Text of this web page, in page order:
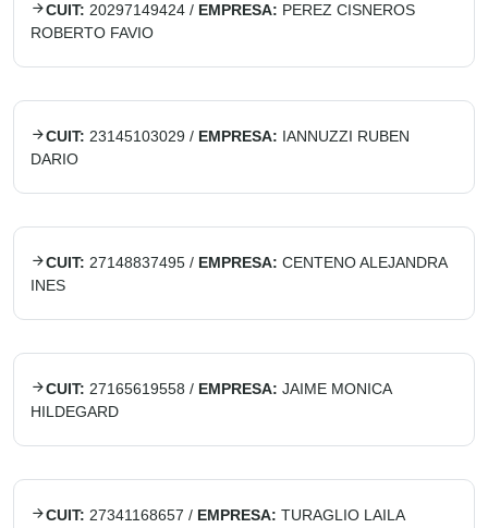
CUIT: 20297149424 / EMPRESA: PEREZ CISNEROS
ROBERTO FAVIO
CUIT: 23145103029 / EMPRESA: IANNUZZI RUBEN
DARIO
CUIT: 27148837495 / EMPRESA: CENTENO ALEJANDRA
INES
CUIT: 27165619558 / EMPRESA: JAIME MONICA
HILDEGARD
CUIT: 27341168657 / EMPRESA: TURAGLIO LAILA